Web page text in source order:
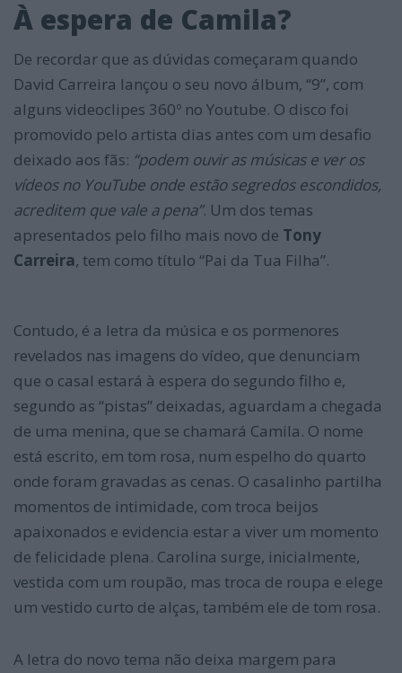
À espera de Camila?
De recordar que as dúvidas começaram quando
David Carreira lançou o seu novo álbum, “9”, com
alguns videoclipes 360º no Youtube. O disco foi
promovido pelo artista dias antes com um desafio
deixado aos fãs: “podem ouvir as músicas e ver os
vídeos no YouTube onde estão segredos escondidos,
acreditem que vale a pena”. Um dos temas
apresentados pelo filho mais novo de Tony
Carreira, tem como título “Pai da Tua Filha”.
Contudo, é a letra da música e os pormenores
revelados nas imagens do vídeo, que denunciam
que o casal estará à espera do segundo filho e,
segundo as “pistas” deixadas, aguardam a chegada
de uma menina, que se chamará Camila. O nome
está escrito, em tom rosa, num espelho do quarto
onde foram gravadas as cenas. O casalinho partilha
momentos de intimidade, com troca beijos
apaixonados e evidencia estar a viver um momento
de felicidade plena. Carolina surge, inicialmente,
vestida com um roupão, mas troca de roupa e elege
um vestido curto de alças, também ele de tom rosa.
A letra do novo tema não deixa margem para